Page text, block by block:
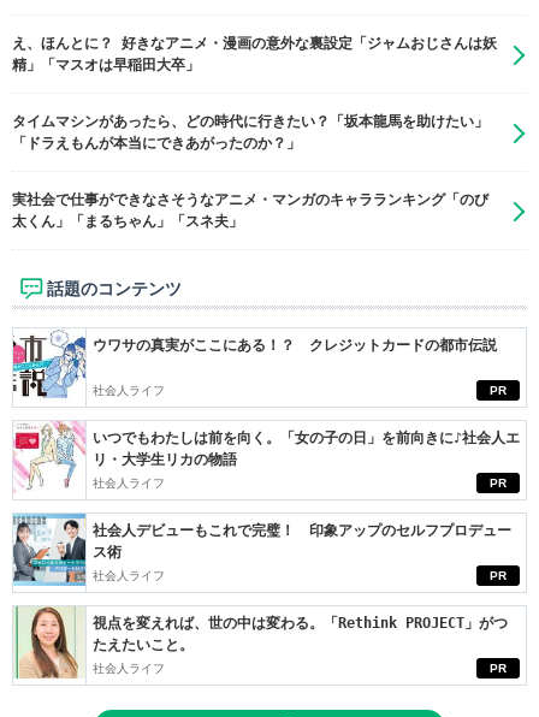
え、ほんとに？ 好きなアニメ・漫画の意外な裏設定「ジャムおじさんは妖
精」「マスオは早稲田大卒」
タイムマシンがあったら、どの時代に行きたい？「坂本龍馬を助けたい」
「ドラえもんが本当にできあがったのか？」
実社会で仕事ができなさそうなアニメ・マンガのキャラランキング「のび
太くん」「まるちゃん」「スネ夫」
話題のコンテンツ
PR
ウワサの真実がここにある！？ クレジットカードの都市伝説
社会人ライフ
PR
いつでもわたしは前を向く。「女の子の日」を前向きに♪社会人エ
リ・大学生リカの物語
社会人ライフ
PR
社会人デビューもこれで完璧！ 印象アップのセルフプロデュー
ス術
社会人ライフ
PR
視点を変えれば、世の中は変わる。「Rethink PROJECT」がつ
たえたいこと。
社会人ライフ